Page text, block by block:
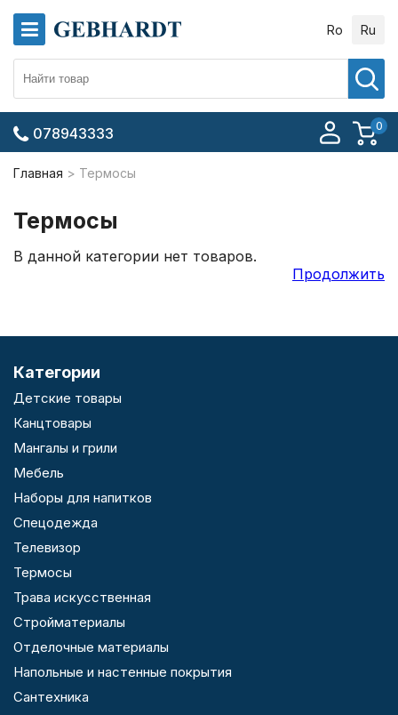
Ro Ru
0
078943333
Главная Термосы
Термосы
В данной категории нет товаров.
Продолжить
Категории
Детские товары
Канцтовары
Мангалы и грили
Мебель
Наборы для напитков
Спецодежда
Телевизор
Термосы
Трава искусственная
Стройматериалы
Отделочные материалы
Напольные и настенные покрытия
Сантехника